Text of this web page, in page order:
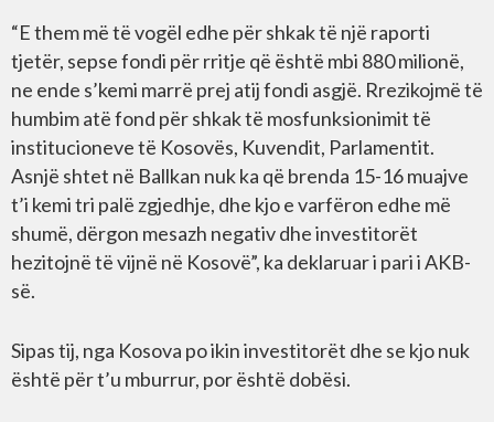
“E them më të vogël edhe për shkak të një raporti
tjetër, sepse fondi për rritje që është mbi 880 milionë,
ne ende s’kemi marrë prej atij fondi asgjë. Rrezikojmë të
humbim atë fond për shkak të mosfunksionimit të
institucioneve të Kosovës, Kuvendit, Parlamentit.
Asnjë shtet në Ballkan nuk ka që brenda 15-16 muajve
t’i kemi tri palë zgjedhje, dhe kjo e varfëron edhe më
shumë, dërgon mesazh negativ dhe investitorët
hezitojnë të vijnë në Kosovë”, ka deklaruar i pari i AKB-
së.
Sipas tij, nga Kosova po ikin investitorët dhe se kjo nuk
është për t’u mburrur, por është dobësi.